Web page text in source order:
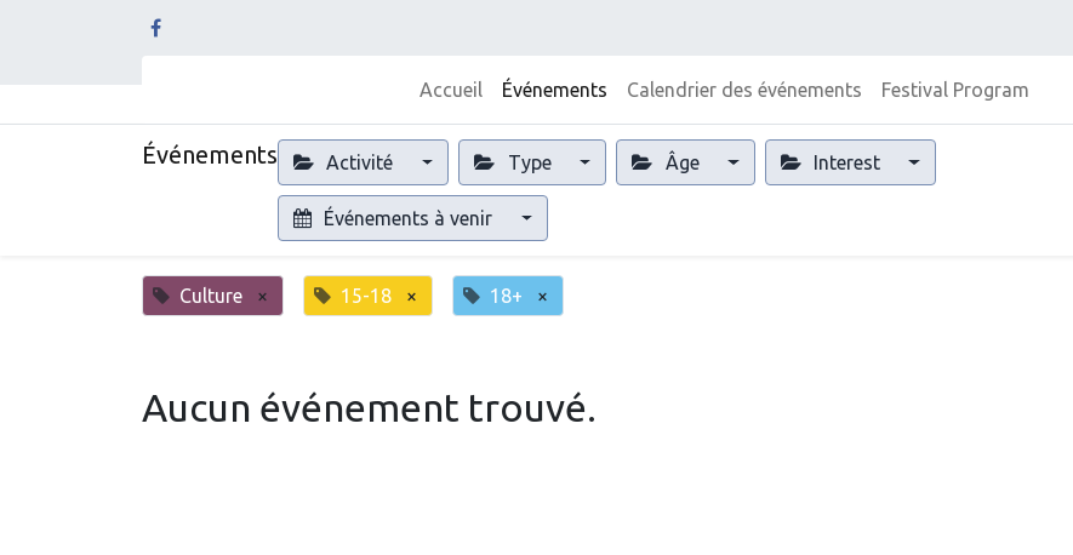
Accueil Événements Calendrier des événements Festival Program
Événements Activité Type Âge Interest
Événements à venir
Culture × 15-18 × 18+ ×
Aucun événement trouvé.